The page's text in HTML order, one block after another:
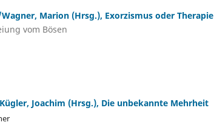
Marion (Hrsg.), Exorzismus oder Therapie
vom Bösen
Joachim (Hrsg.), Die unbekannte Mehrheit